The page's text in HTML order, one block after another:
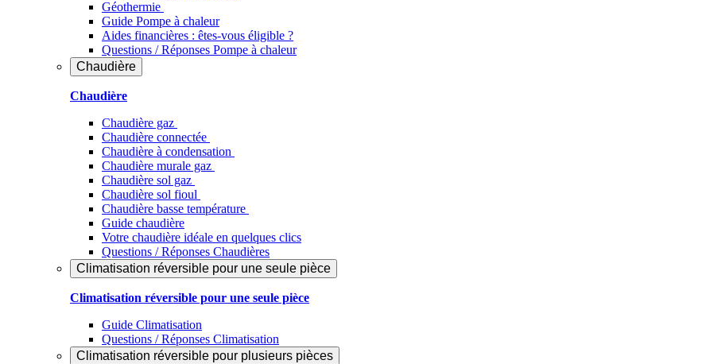
Géothermie
Guide Pompe à chaleur
Aides financières : êtes-vous éligible ?
Questions / Réponses Pompe à chaleur
Chaudière
Chaudière
Chaudière gaz
Chaudière connectée
Chaudière à condensation
Chaudière murale gaz
Chaudière sol gaz
Chaudière sol fioul
Chaudière basse température
Guide chaudière
Votre chaudière idéale en quelques clics
Questions / Réponses Chaudières
Climatisation réversible pour une seule pièce
Climatisation réversible pour une seule pièce
Guide Climatisation
Questions / Réponses Climatisation
Climatisation réversible pour plusieurs pièces